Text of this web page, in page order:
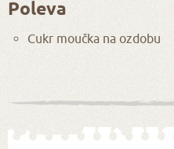
Poleva
Cukr moučka na ozdobu